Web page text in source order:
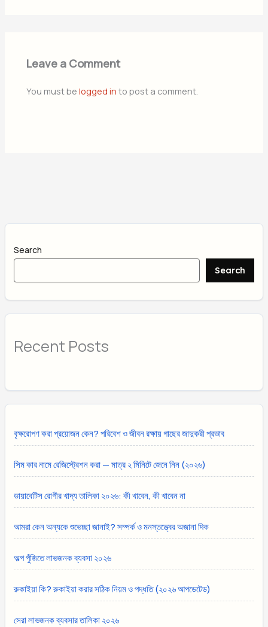
Leave a Comment
You must belogged in to post a comment.
Search
Search
Recent Posts
বৃক্ষরোপণ করা প্রয়োজন কেন? পরিবেশ ও জীবন রক্ষায় গাছের জাদুকরী প্রভাব
সিম কার নামে রেজিস্ট্রেশন করা — মাত্র ২ মিনিটে জেনে নিন (২০২৬)
ডায়াবেটিস রোগীর খাদ্য তালিকা ২০২৬: কী খাবেন, কী খাবেন না
আমরা কেন অন্যকে শুভেচ্ছা জানাই? সম্পর্ক ও মনস্তত্ত্বের অজানা দিক
অল্প পুঁজিতে লাভজনক ব্যবসা ২০২৬
রুকাইয়া কি? রুকাইয়া করার সঠিক নিয়ম ও পদ্ধতি (২০২৬ আপডেটেড)
সেরা লাভজনক ব্যবসার তালিকা ২০২৬